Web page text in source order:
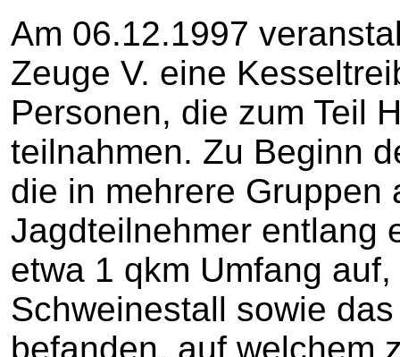
Am 06.12.1997
Zeuge V. eine
Personen, die zum Teil
teilnahmen. Zu Beginn
die in mehrere Gruppen
Jagdteilnehmer entlang
etwa 1 qkm Umfang
Schweinestall sowie
befanden, auf welchem